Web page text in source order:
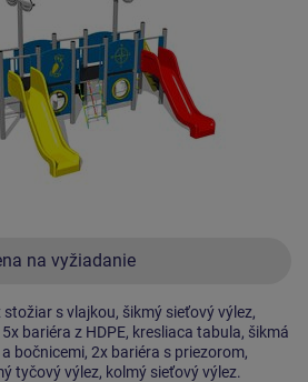
na vyžiadanie
s vlajkou, šikmý sieťový výlez,
bariéra z HDPE, kresliaca tabula, šikmá
bočnicemi, 2x bariéra s priezorom,
tyčový výlez, kolmý sieťový výlez.